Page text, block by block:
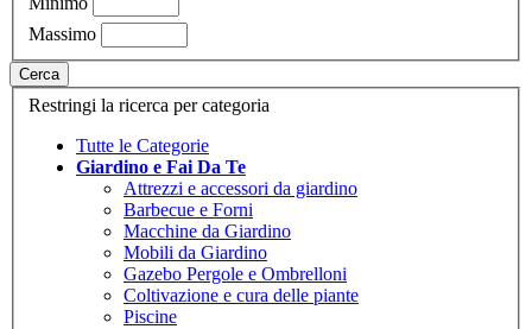
Massimo
Cerca
Restringi la ricerca per categoria
Tutte le Categorie
Giardino e Fai Da Te
Attrezzi e accessori da giardino
Barbecue e Forni
Macchine da Giardino
Mobili da Giardino
Gazebo Pergole e Ombrelloni
Coltivazione e cura delle piante
Piscine